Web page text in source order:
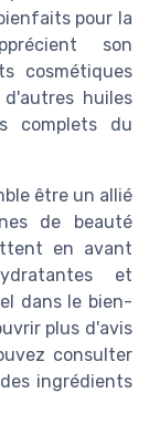
pour la
son
cosmétiques
huiles
complets du
être un allié
de beauté
en avant
et
dans le bien-
plus d'avis
consulter
ingrédients